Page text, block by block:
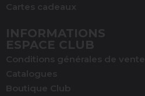
Cartes cadeaux
INFORMATIONS
ESPACE CLUB
Conditions générales de vente
Catalogues
Boutique Club